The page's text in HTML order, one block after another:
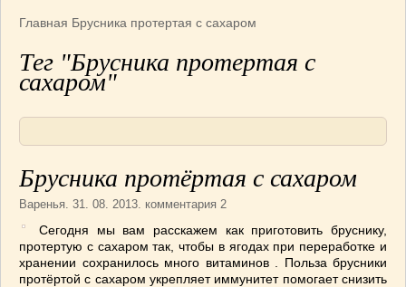
Армянская
Грузинская(10)
Индийская
Марокканская(15)
Румынская кухня(5)
Узбекская (14)
Швейцарская(6)
ПЕРВЫЕ БЛЮДА (56)
Главная Брусника протертая с сахаром
Тег "Брусника протертая с
сахаром"
Брусника протёртая с сахаром
Варенья. 31. 08. 2013. комментария 2
Сегодня мы вам расскажем как приготовить бруснику,
протертую с сахаром так, чтобы в ягодах при переработке и
хранении сохранилось много витаминов . Польза брусники
протёртой с сахаром укрепляет иммунитет помогает снизить